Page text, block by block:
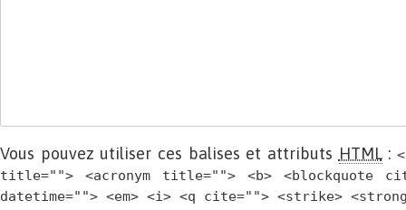
Vous pouvez utiliser ces balises et attributs HTML:
title=""> <acronym title=""> <b> <blockquote
datetime=""> <em> <i> <q cite=""> <strike>